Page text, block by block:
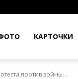
КАРТОЧКИ
против войны...